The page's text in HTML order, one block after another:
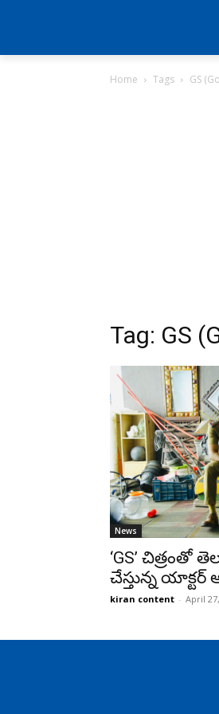
Home Tags GS
Tag: GS
News
‘GS’ చిత్రంతో
చేస్తున్న యాక్టర్
kiran content - April